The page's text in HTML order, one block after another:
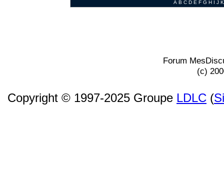
A B C D E F G H I J K
Forum
(c)
Copyright © 1997-2025 Groupe LDLC (